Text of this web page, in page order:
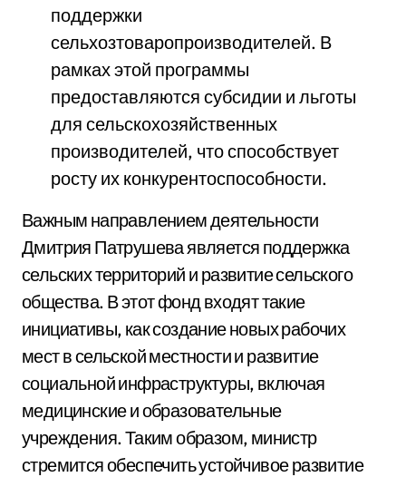
поддержки
сельхозтоваропроизводителей. В
рамках этой программы
предоставляются субсидии и льготы
для сельскохозяйственных
производителей, что способствует
росту их конкурентоспособности.
Важным направлением деятельности
Дмитрия Патрушева является поддержка
сельских территорий и развитие сельского
общества. В этот фонд входят такие
инициативы, как создание новых рабочих
мест в сельской местности и развитие
социальной инфраструктуры, включая
медицинские и образовательные
учреждения. Таким образом, министр
стремится обеспечить устойчивое развитие